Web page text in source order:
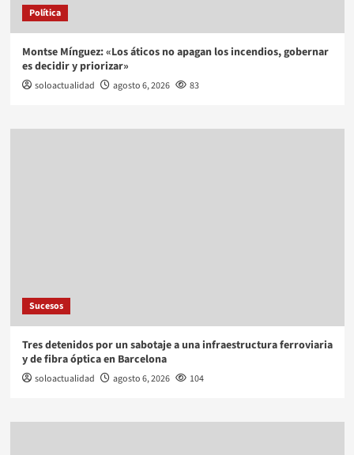
Política
Montse Mínguez: «Los áticos no apagan los incendios, gobernar
es decidir y priorizar»
soloactualidad agosto 6, 2026 83
Sucesos
Tres detenidos por un sabotaje a una infraestructura ferroviaria
y de fibra óptica en Barcelona
soloactualidad agosto 6, 2026 104